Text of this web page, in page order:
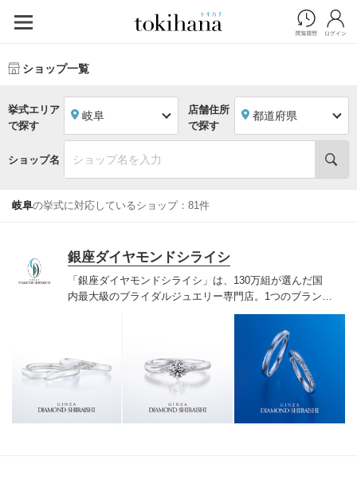
ショップ一覧
挙式エリア
で探す
岐阜
店舗住所
で探す
都道府県
ショップ名
岐阜の挙式に対応しているショップ：81件
銀座ダイヤモンドシライシ
「銀座ダイヤモンドシライシ」は、130万組が選んだ国
内最大級のブライダルジュエリー専門店。1つのブランド
では国内最大級の700種類以上の豊富なデザインを取り
揃え、ふたりの「似合う」と「好き」を同時に叶えた満
足の選択ができる指輪をご提案しています。多くのお客
様にご満足いただけている、一生身に着けるための指輪
のクオリティや購入後のアフターサービスをぜひ一度店
頭でお確かめください。